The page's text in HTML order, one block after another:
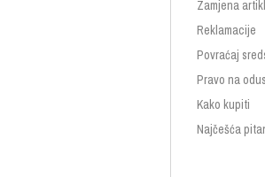
Zamjena
Reklamacije
Povraćaj
Pravo na
Kako kupiti
Najčešća